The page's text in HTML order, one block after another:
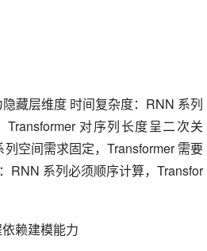
藏层维度 时间复杂度：RNN 系列
对序列长度呈二次关
空间需求固定，Transformer 需要
RNN 系列必须顺序计算，Transfor
依赖建模能力